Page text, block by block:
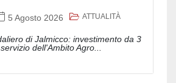
5 Agosto 2026 ATTUALITÀ
di Jalmicco: investimento da 3
dell'Ambito Agro...